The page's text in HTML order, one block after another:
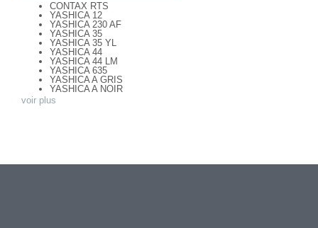
CONTAX RTS
YASHICA 12
YASHICA 230 AF
YASHICA 35
YASHICA 35 YL
YASHICA 44
YASHICA 44 LM
YASHICA 635
YASHICA A GRIS
YASHICA A NOIR
YASHICA AF J
YASHICA ELECTRO 35 CC
voir plus